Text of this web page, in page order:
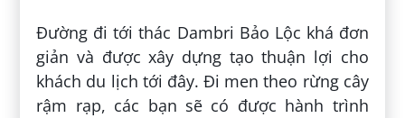
Đường đi tới thác Dambri Bảo Lộc khá đơn
giản và được xây dựng tạo thuận lợi cho
khách du lịch tới đây. Đi men theo rừng cây
rậm rạp, các bạn sẽ có được hành trình